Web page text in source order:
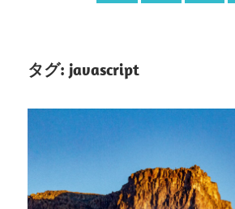
タグ: javascript